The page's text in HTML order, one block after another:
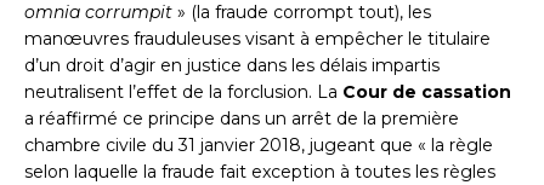
omnia corrumpit » (la fraude corrompt tout), les
manœuvres frauduleuses visant à empêcher le titulaire
d’un droit d’agir en justice dans les délais impartis
neutralisent l’effet de la forclusion. La Cour de cassation
a réaffirmé ce principe dans un arrêt de la première
chambre civile du 31 janvier 2018, jugeant que « la règle
selon laquelle la fraude fait exception à toutes les règles